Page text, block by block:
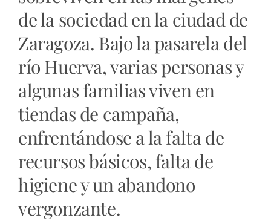
de la sociedad en la ciudad de
Zaragoza. Bajo la pasarela del
río Huerva, varias personas y
algunas familias viven en
tiendas de campaña,
enfrentándose a la falta de
recursos básicos, falta de
higiene y un abandono
vergonzante.